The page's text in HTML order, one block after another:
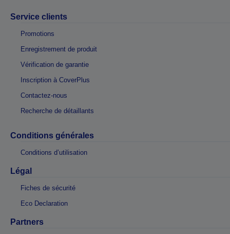
Service clients
Promotions
Enregistrement de produit
Vérification de garantie
Inscription à CoverPlus
Contactez-nous
Recherche de détaillants
Conditions générales
Conditions d’utilisation
Légal
Fiches de sécurité
Eco Declaration
Partners